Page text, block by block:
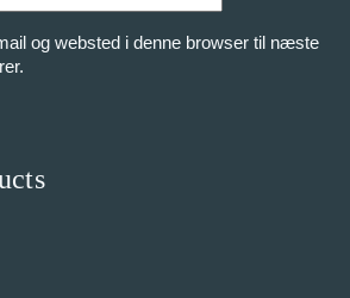
og websted i denne browser til næste